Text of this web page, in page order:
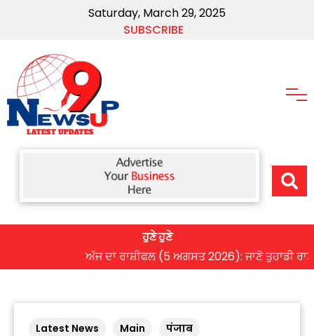
Saturday, March 29, 2025
SUBSCRIBE
ਹੁਣੇ ਹੁਣੇ
ਅੱਜ ਦਾ ਰਾਸ਼ੀਫਲ (5 ਅਗਸਤ 2026): ਜਾਣੋ ਤੁਹਾਡੀ ਰਾਸ਼ੀ
Latest News Main पंजाब